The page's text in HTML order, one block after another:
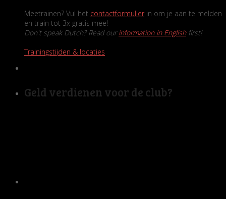
Meetrainen? Vul het contactformulierin om je aan te melden
en train tot 3x gratis mee!
Don't speak Dutch? Read ourinformation in Englishfirst!
Trainingstijden & locaties
Geld verdienen voor de club?